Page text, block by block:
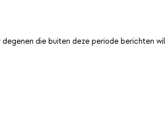
die buiten deze periode berichten